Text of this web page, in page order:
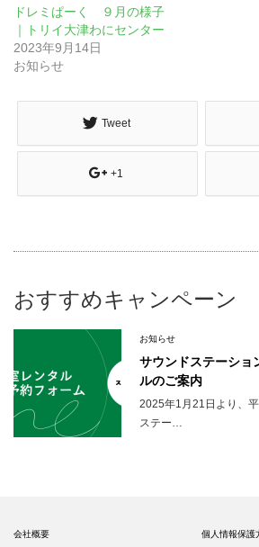
ドレミぱーく ９月の様子
｜トリイ大津わにセンター
2023年9月14日
お知らせ
Tweet
+1
おすすめキャンペーン
お知らせ
サウンドステーショ
ルのご案内
2025年1月21日より、
ステー…
会社概要 個人情報保護